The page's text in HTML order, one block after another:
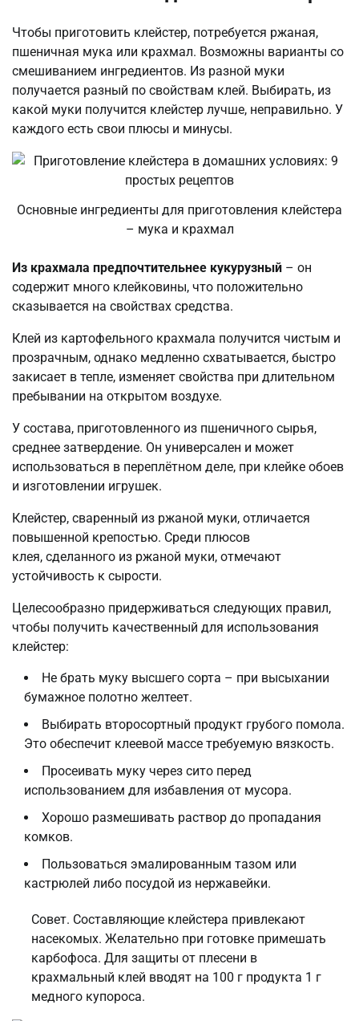
Чтобы приготовить клейстер, потребуется ржаная,
пшеничная мука или крахмал. Возможны варианты со
смешиванием ингредиентов. Из разной муки
получается разный по свойствам клей. Выбирать, из
какой муки получится клейстер лучше, неправильно. У
каждого есть свои плюсы и минусы.
Основные ингредиенты для приготовления клейстера
– мука и крахмал
Из крахмала предпочтительнее кукурузный – он
содержит много клейковины, что положительно
сказывается на свойствах средства.
Клей из картофельного крахмала получится чистым и
прозрачным, однако медленно схватывается, быстро
закисает в тепле, изменяет свойства при длительном
пребывании на открытом воздухе.
У состава, приготовленного из пшеничного сырья,
среднее затвердение. Он универсален и может
использоваться в переплётном деле, при клейке обоев
и изготовлении игрушек.
Клейстер, сваренный из ржаной муки, отличается
повышенной крепостью. Среди плюсов
клея, сделанного из ржаной муки, отмечают
устойчивость к сырости.
Целесообразно придерживаться следующих правил,
чтобы получить качественный для использования
клейстер:
Не брать муку высшего сорта – при высыхании
бумажное полотно желтеет.
Выбирать второсортный продукт грубого помола.
Это обеспечит клеевой массе требуемую вязкость.
Просеивать муку через сито перед
использованием для избавления от мусора.
Хорошо размешивать раствор до пропадания
комков.
Пользоваться эмалированным тазом или
кастрюлей либо посудой из нержавейки.
Совет. Составляющие клейстера привлекают
насекомых. Желательно при готовке примешать
карбофоса. Для защиты от плесени в
крахмальный клей вводят на 100 г продукта 1 г
медного купороса.